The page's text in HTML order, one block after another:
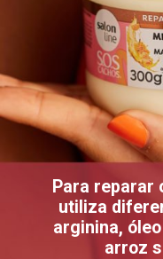
Para reparar
utiliza
arginina,
arroz